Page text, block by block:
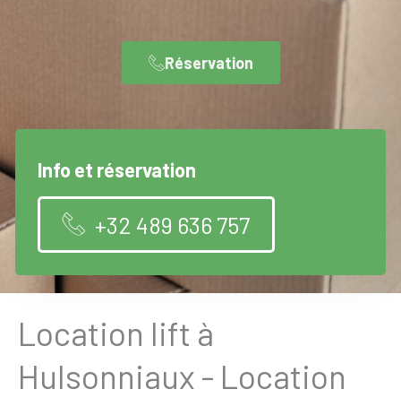
Réservation
Info et réservation
+32 489 636 757
Location lift à
Hulsonniaux - Location